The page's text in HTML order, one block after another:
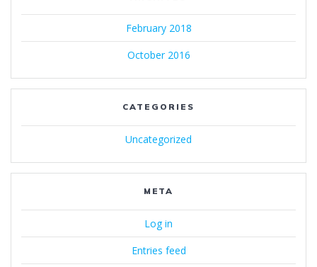
February 2018
October 2016
CATEGORIES
Uncategorized
META
Log in
Entries feed